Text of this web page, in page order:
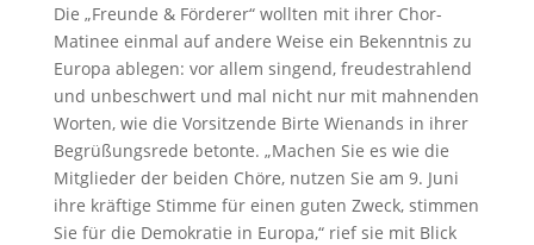
Die „Freunde & Förderer“ wollten mit ihrer Chor-
Matinee einmal auf andere Weise ein Bekenntnis zu
Europa ablegen: vor allem singend, freudestrahlend
und unbeschwert und mal nicht nur mit mahnenden
Worten, wie die Vorsitzende Birte Wienands in ihrer
Begrüßungsrede betonte. „Machen Sie es wie die
Mitglieder der beiden Chöre, nutzen Sie am 9. Juni
ihre kräftige Stimme für einen guten Zweck, stimmen
Sie für die Demokratie in Europa,“ rief sie mit Blick